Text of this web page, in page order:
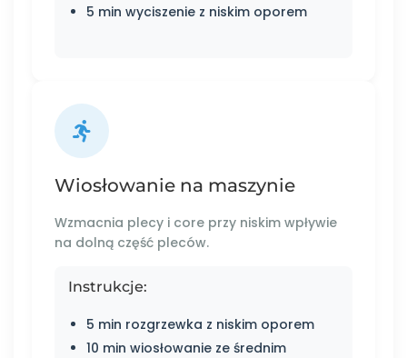
5 min wyciszenie z niskim oporem
Wiosłowanie na maszynie
Wzmacnia plecy i core przy niskim wpływie
na dolną część pleców.
Instrukcje:
5 min rozgrzewka z niskim oporem
10 min wiosłowanie ze średnim